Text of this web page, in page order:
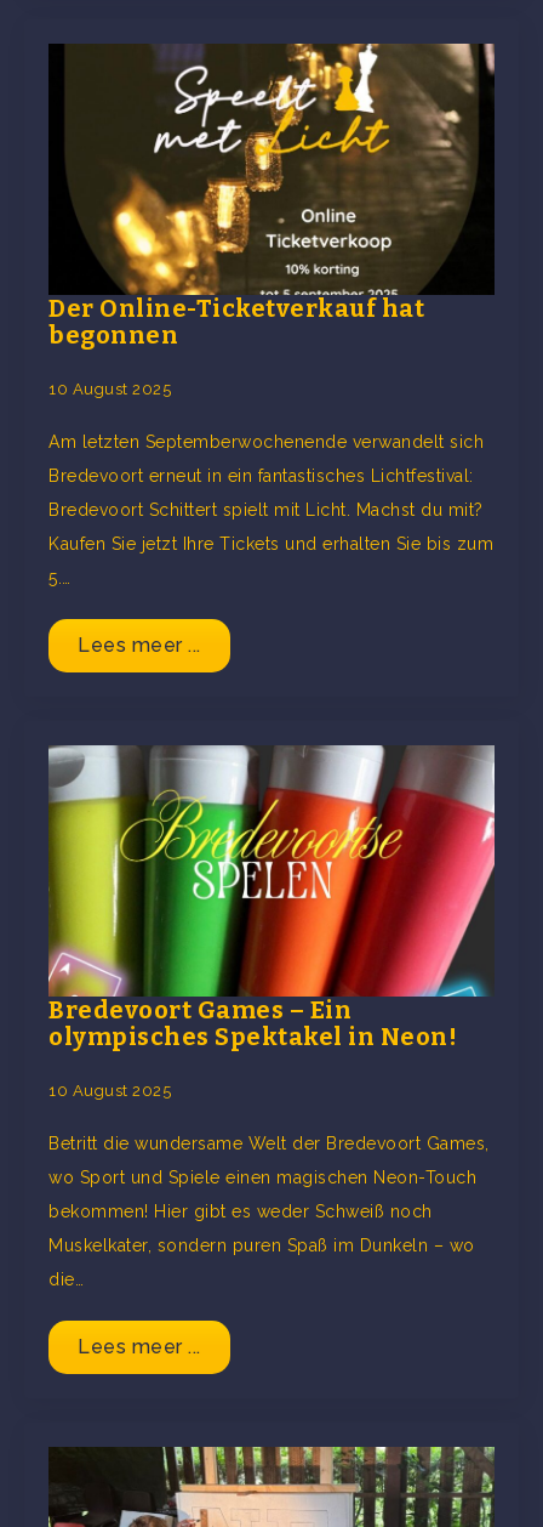
Der Online-Ticketverkauf hat
begonnen
10 August 2025
Am letzten Septemberwochenende verwandelt sich
Bredevoort erneut in ein fantastisches Lichtfestival:
Bredevoort Schittert spielt mit Licht. Machst du mit?
Kaufen Sie jetzt Ihre Tickets und erhalten Sie bis zum
5.…
Lees meer ...
Bredevoort Games – Ein
olympisches Spektakel in Neon!
10 August 2025
Betritt die wundersame Welt der Bredevoort Games,
wo Sport und Spiele einen magischen Neon-Touch
bekommen! Hier gibt es weder Schweiß noch
Muskelkater, sondern puren Spaß im Dunkeln – wo
die…
Lees meer ...